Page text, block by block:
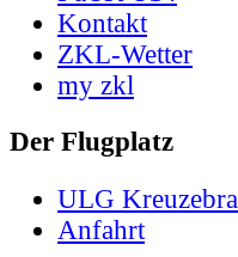
Kontakt
ZKL-Wetter
my zkl
Der Flugplatz
ULG Kreuzebra
Anfahrt